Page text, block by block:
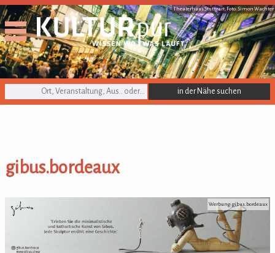
Theaterhaus Stuttgart, Foto: Simon Wachter
KULTURpur Suche
gibus.bordeaux
gibus.bordeaux Werbung: gibus.bordeaux